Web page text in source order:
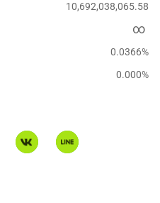
10,692,038,065.58
∞
0.0366%
0.000%